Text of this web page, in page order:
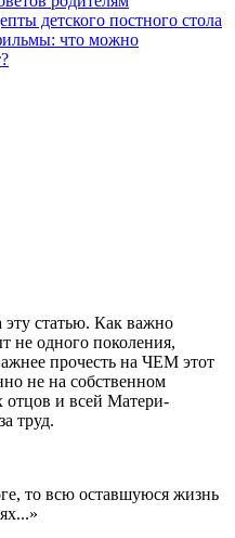
детского постного стола
что можно
эту статью. Как важно
не одного поколения,
прочесть на ЧЕМ этот
не на собственном
отцов и всей Матери-
труд.
то всю оставшуюся жизнь